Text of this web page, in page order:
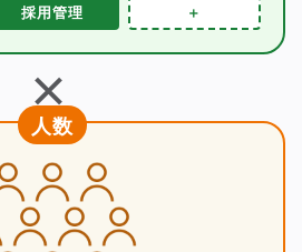
採用管理 ＋
＋
人数